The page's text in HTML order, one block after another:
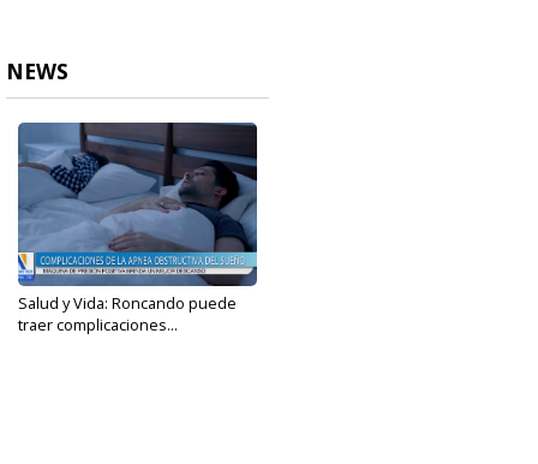
NEWS
Salud y Vida: Roncando puede
traer complicaciones...